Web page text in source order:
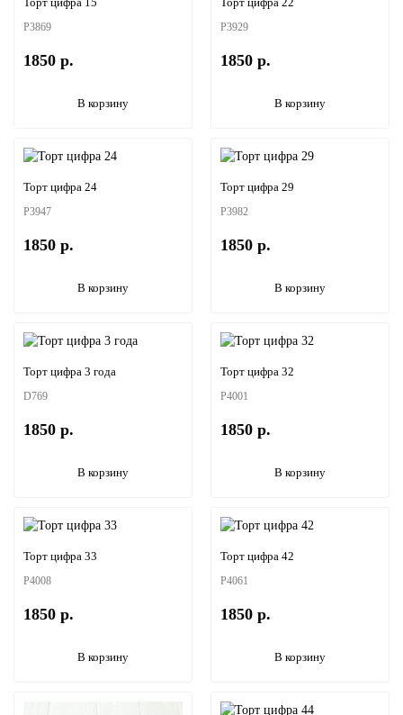
P3869
1850 р.
В корзину
P3929
1850 р.
В корзину
Торт цифра 24
P3947
1850 р.
В корзину
Торт цифра 29
P3982
1850 р.
В корзину
Торт цифра 3 года
D769
1850 р.
В корзину
Торт цифра 32
P4001
1850 р.
В корзину
Торт цифра 33
P4008
1850 р.
В корзину
Торт цифра 42
P4061
1850 р.
В корзину